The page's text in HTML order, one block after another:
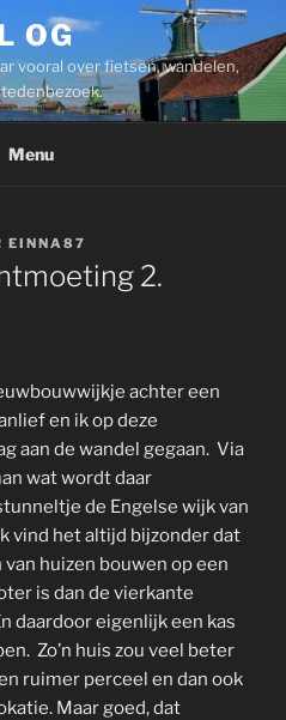
OG
vooral over fietsen, wandelen,
Menu
EINNA87
2.
achter een
en ik op deze
aan de wandel gegaan. Via
wat wordt daar
de Engelse wijk van
vind het altijd bijzonder dat
huizen bouwen op een
is dan de vierkante
daardoor eigenlijk een kas
Zo’n huis zou veel beter
ruimer perceel en dan ook
Maar goed, dat